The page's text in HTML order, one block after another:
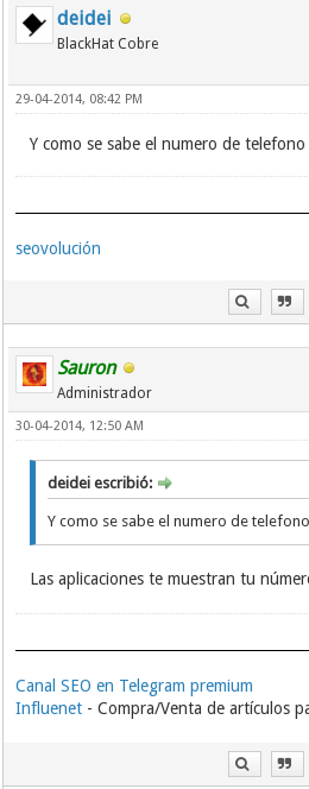
deidei
BlackHat Cobre
29-04-2014, 08:42 PM
Y como se sabe el numero de
seovolución
Sauron
Administrador
30-04-2014, 12:50 AM
deidei escribió:
Y como se sabe el numero de
Las aplicaciones te muestran tu
Canal SEO en Telegram premium
Influenet - Compra/Venta de artículos